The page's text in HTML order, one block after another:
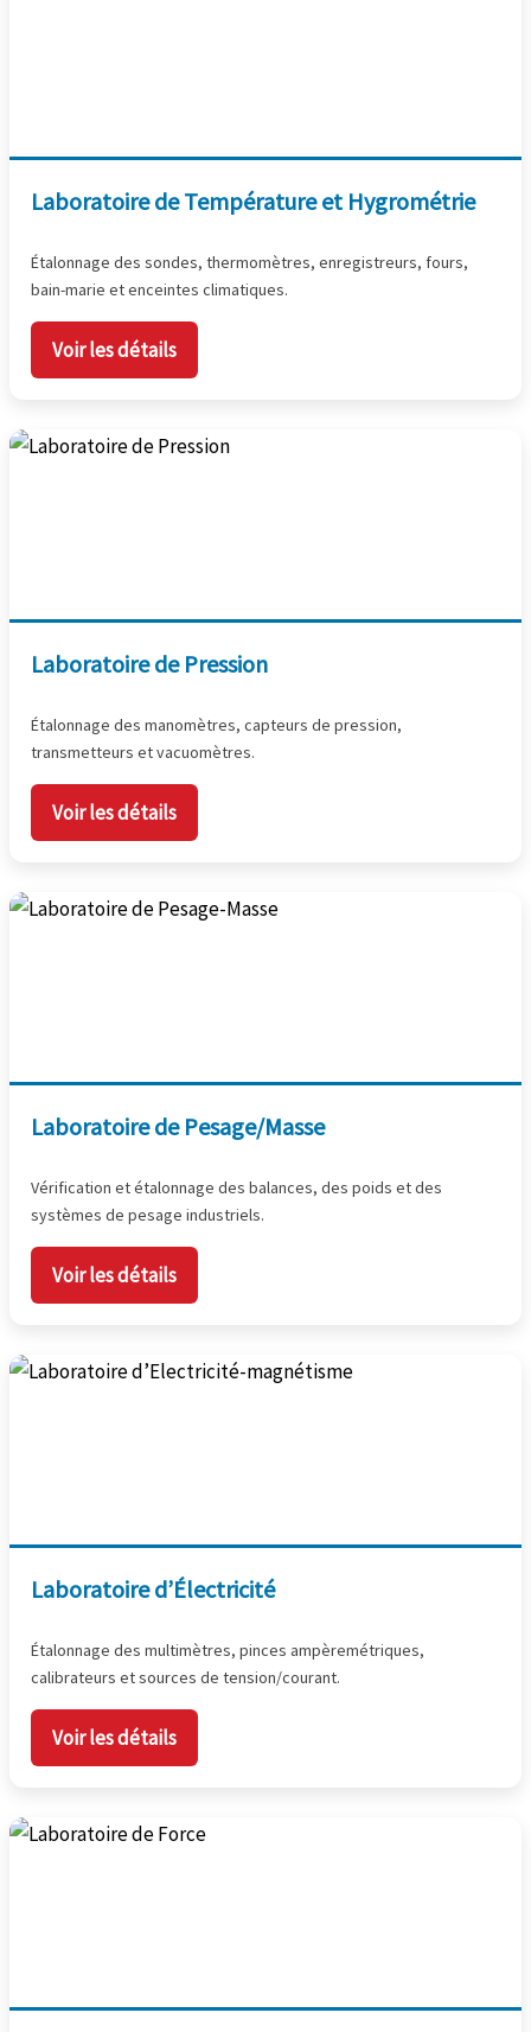
Laboratoire de Température et Hygrométrie
Étalonnage des sondes, thermomètres, enregistreurs, fours,
bain-marie et enceintes climatiques.
Voir les détails
Laboratoire de Pression
Étalonnage des manomètres, capteurs de pression,
transmetteurs et vacuomètres.
Voir les détails
Laboratoire de Pesage/Masse
Vérification et étalonnage des balances, des poids et des
systèmes de pesage industriels.
Voir les détails
Laboratoire d’Électricité
Étalonnage des multimètres, pinces ampèremétriques,
calibrateurs et sources de tension/courant.
Voir les détails